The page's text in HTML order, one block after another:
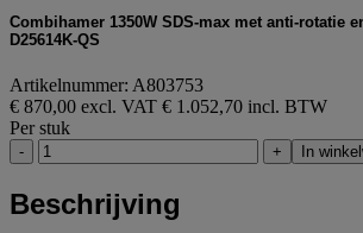
Combihamer 1350W SDS-max met anti-rotatie
D25614K-QS
Artikelnummer: A803753
€ 870,00 excl. VAT € 1.052,70 incl. BTW
Per stuk
- + In
Beschrijving